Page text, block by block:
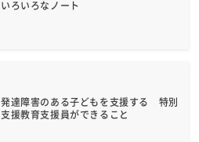
いろいろなノート
発達障害のある子どもを支援する 特別
支援教育支援員ができること